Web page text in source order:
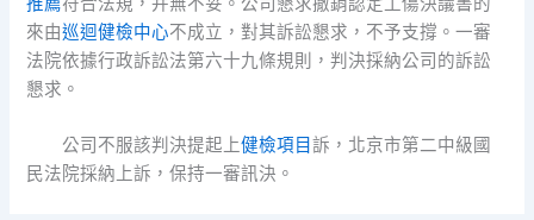
來由巡迴健檢中心不成立，對其訴訟懇求，不予支撐。一審
法院依據行政訴訟法第六十九條規則，判決採納公司的訴訟
懇求。
公司不服該判決提起上健檢項目 訴，北京市第二中級國
民法院採納上訴，保持一審訊決。